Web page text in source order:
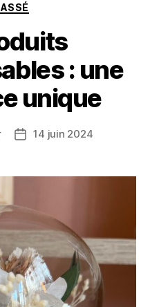
: une
unique
14 juin 2024